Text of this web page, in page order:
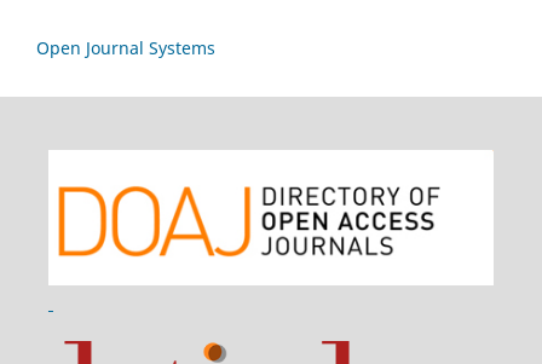
Open Journal Systems